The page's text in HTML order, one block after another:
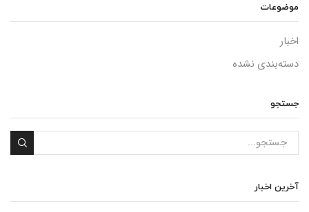
موضوعات
اخبار
دسته‌بندی نشده
جستجو
آخرین اخبار